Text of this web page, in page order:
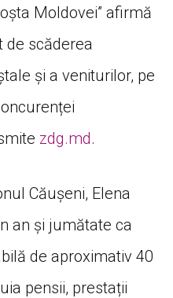
Moldovei” afirmă
scăderea
și a veniturilor, pe
zdg.md.
Căușeni, Elena
an și jumătate ca
de aproximativ 40
pensii, prestații